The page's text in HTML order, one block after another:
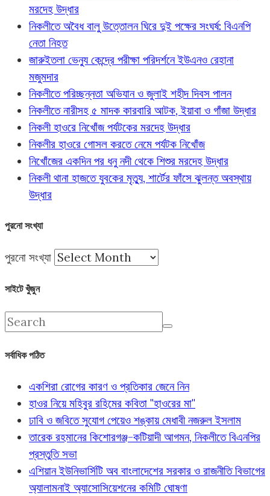
মরদেহ উদ্ধার
নিকলীতে অবৈধ বালু উত্তোলন ঘিরে দুই পক্ষের সংঘর্ষ: বিএনপি
নেতা নিহত
জারুইতলা ভেন্যু কেন্দ্রে পরীক্ষা পরিদর্শনে ইউএনও রেহানা
মজুমদার
নিকলীতে পরিচ্ছন্নতা অভিযান ও জুলাই শহীদ দিবস পালন
নিকলীতে নারীসহ ৫ মাদক কারবারি আটক, ইয়াবা ও গাঁজা উদ্ধার
নিকলী হাওরে নিখোঁজ পর্যটকের মরদেহ উদ্ধার
নিকলীর হাওরে গোসল করতে নেমে পর্যটক নিখোঁজ
নিখোঁজের একদিন পর ধনু নদী থেকে শিশুর মরদেহ উদ্ধার
নিকলী থানা হাজতে যুবকের মৃত্যু, শার্টের ফাঁসে ঝুলন্ত অবস্থায়
উদ্ধার
পুরনো সংখ্যা
পুরনো সংখ্যা
সাইটে খুঁজুন
সর্বাধিক পঠিত
একশিরা রোগের কারণ ও প্রতিকার জেনে নিন
হাওর নিয়ে মহিবুর রহিমের কবিতা "হাওরের মা"
ঢাবি ও জবিতে সুযোগ পেয়েও শঙ্কায় মেধাবী নজরুল ইসলাম
তারেক রহমানের কিশোরগঞ্জ-কটিয়াদী আগমন, নিকলীতে বিএনপির
প্রস্তুতি সভা
এশিয়ান ইউনিভার্সিটি অব বাংলাদেশের সরকার ও রাজনীতি বিভাগের
অ্যালামনাই অ্যাসোসিয়েশনের কমিটি ঘোষণা